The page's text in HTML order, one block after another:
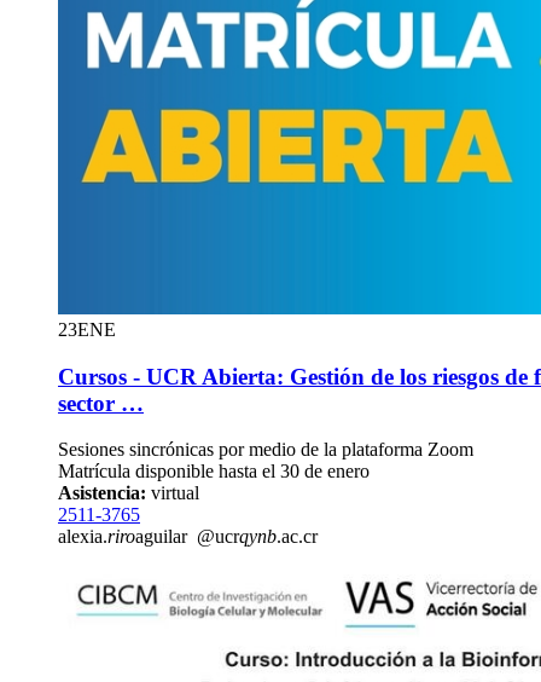
23ENE
Cursos - UCR Abierta: Gestión de los riesgos
sector …
Sesiones sincrónicas por medio de la plataforma Zoom
Matrícula disponible hasta el 30 de enero
Asistencia: virtual
2511-3765
alexia.riroaguilar @ucrqynb.ac.cr